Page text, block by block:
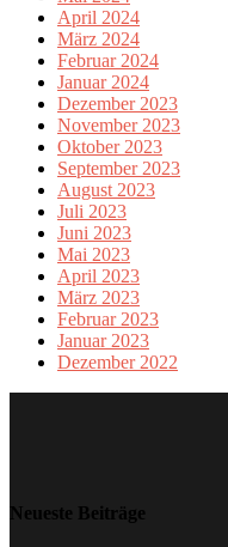
April 2024
März 2024
Februar 2024
Januar 2024
Dezember 2023
November 2023
Oktober 2023
September 2023
August 2023
Juli 2023
Juni 2023
Mai 2023
April 2023
März 2023
Februar 2023
Januar 2023
Dezember 2022
Neueste Beiträge